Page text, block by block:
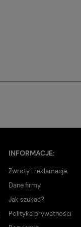
INFORMACJE:
Zwroty i reklamacje
Dane firmy
Jak szukać?
Polityka prywatności